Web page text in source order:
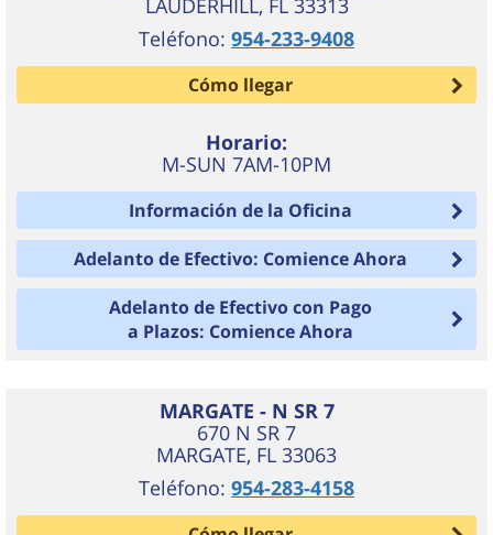
LAUDERHILL, FL 33313
Teléfono: 954-233-9408
Cómo llegar
Horario:
M-SUN 7AM-10PM
Información de la Oficina
Adelanto de Efectivo: Comience Ahora
Adelanto de Efectivo con Pago
a Plazos: Comience Ahora
MARGATE - N SR 7
670 N SR 7
MARGATE, FL 33063
Teléfono: 954-283-4158